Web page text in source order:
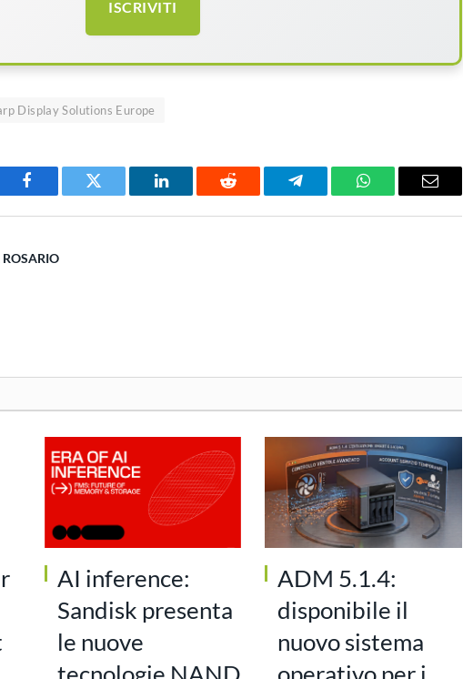
ISCRIVITI
Display Solutions Europe
Facebook Twitter LinkedIn Reddit Telegram WhatsAppEmail
ROSARIO
AI inference:
Sandisk presenta
le nuove
ADM 5.1.4:
disponibile il
nuovo sistema